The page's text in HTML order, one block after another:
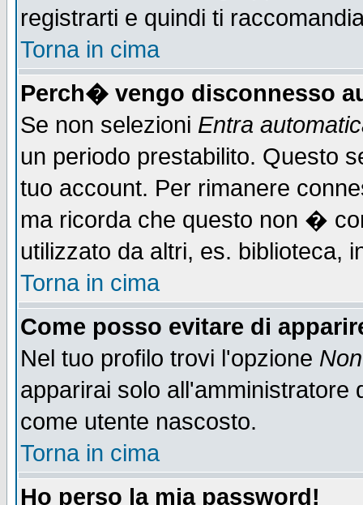
registrarti e quindi ti
Torna in cima
Perch� vengo disconnesso
Se non selezioni Entra
un periodo prestabilito. Questo
tuo account. Per rimanere
ma ricorda che questo non �
utilizzato da altri, es.
Torna in cima
Come posso evitare di
Nel tuo profilo trovi l'opzione
apparirai solo all'amministratore
come utente nascosto.
Torna in cima
Ho perso la mia password!